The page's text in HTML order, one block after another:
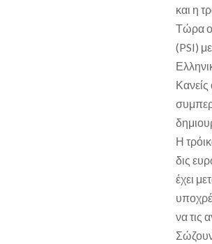
και η
Τώρα ο
(PSI)
Η
δις
έχει
να τις